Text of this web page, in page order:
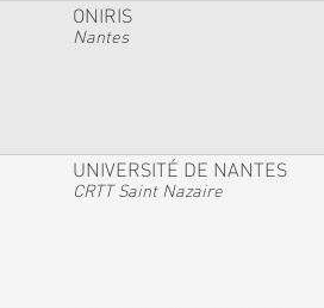
ONIRIS
Nantes
UNIVERSITÉ DE NANTES
CRTT Saint Nazaire